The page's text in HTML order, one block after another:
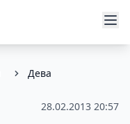
Дева
28.02.2013 20:57